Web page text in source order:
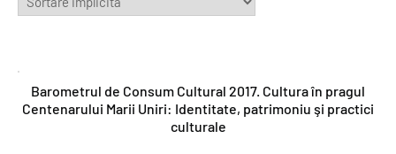
Barometrul de Consum Cultural 2017. Cultura în pragul
Centenarului Marii Uniri: Identitate, patrimoniu şi practici
culturale